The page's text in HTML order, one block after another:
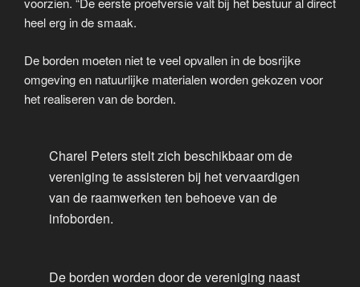
heel erg in de smaak.
De borden moeten niet te veel opvallen in de bosrijke
omgeving en natuurlijke materialen worden gekozen voor
het realiseren van de borden.
Charel Peters stelt zich beschikbaar om de
vereniging te assisteren bij het vervaardigen
van de raamwerken ten behoeve van de
infoborden.
De borden worden door de vereniging naast